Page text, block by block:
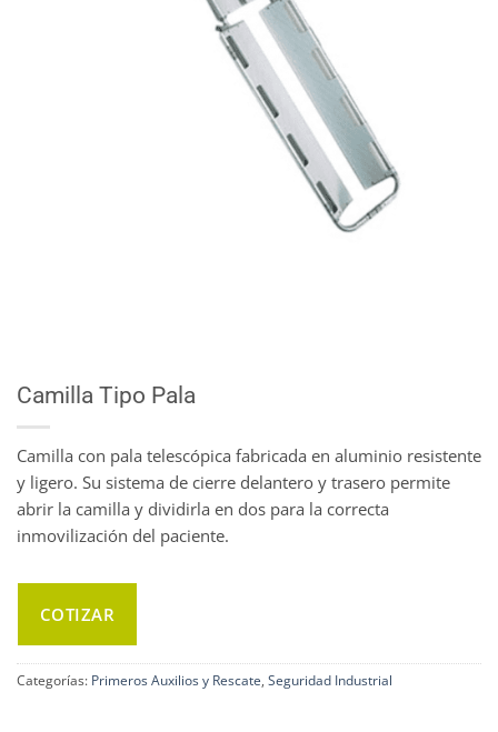
Camilla Tipo Pala
Camilla con pala telescópica fabricada en aluminio resistente
y ligero. Su sistema de cierre delantero y trasero permite
abrir la camilla y dividirla en dos para la correcta
inmovilización del paciente.
COTIZAR
Categorías: Primeros Auxilios y Rescate, Seguridad Industrial